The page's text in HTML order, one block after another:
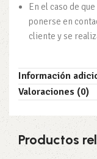
En el caso de
ponerse en
cliente y se
Información
Valoraciones (0)
Productos